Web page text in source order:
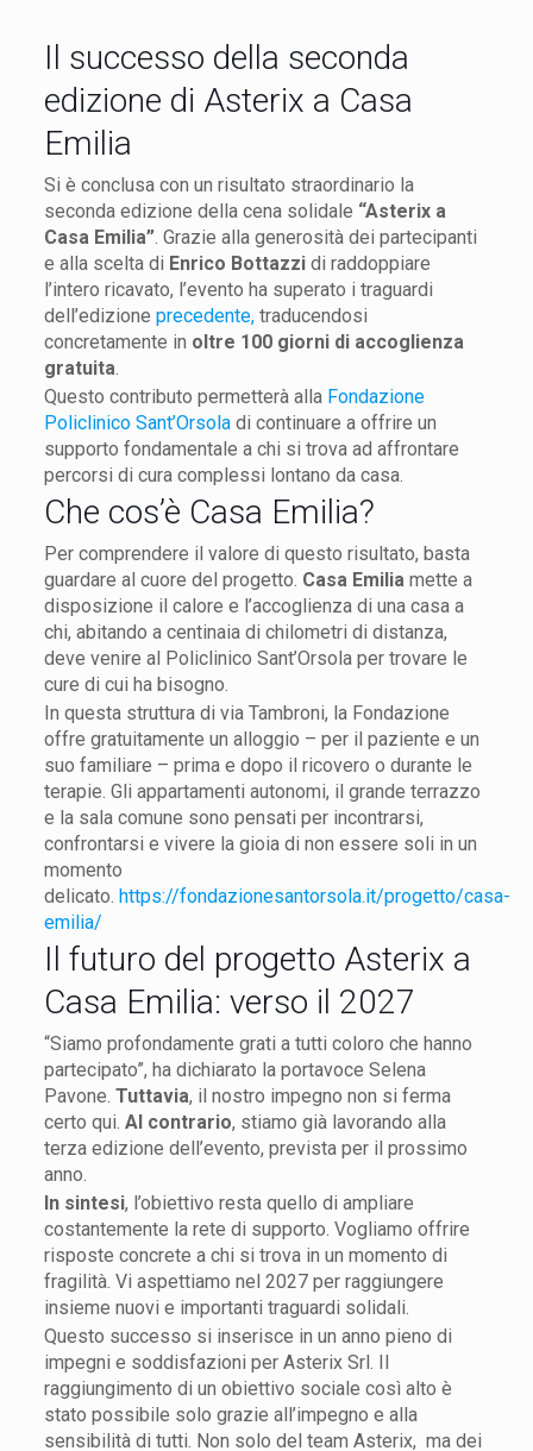
Il successo della seconda
edizione di Asterix a Casa
Emilia
Si è conclusa con un risultato straordinario la
seconda edizione della cena solidale “Asterix a
Casa Emilia”. Grazie alla generosità dei partecipanti
e alla scelta di Enrico Bottazzidi raddoppiare
l’intero ricavato, l’evento ha superato i traguardi
dell’edizione precedente,traducendosi
concretamente in oltre 100 giorni di accoglienza
gratuita.
Questo contributo permetterà alla Fondazione
Policlinico Sant’Orsoladi continuare a offrire un
supporto fondamentale a chi si trova ad affrontare
percorsi di cura complessi lontano da casa.
Che cos’è Casa Emilia?
Per comprendere il valore di questo risultato, basta
guardare al cuore del progetto. Casa Emiliamette a
disposizione il calore e l’accoglienza di una casa a
chi, abitando a centinaia di chilometri di distanza,
deve venire al Policlinico Sant’Orsola per trovare le
cure di cui ha bisogno.
In questa struttura di via Tambroni, la Fondazione
offre gratuitamente un alloggio – per il paziente e un
suo familiare – prima e dopo il ricovero o durante le
terapie. Gli appartamenti autonomi, il grande terrazzo
e la sala comune sono pensati per incontrarsi,
confrontarsi e vivere la gioia di non essere soli in un
momento
delicato. https://fondazionesantorsola.it/progetto/casa-
emilia/
Il futuro del progetto Asterix a
Casa Emilia: verso il 2027
“Siamo profondamente grati a tutti coloro che hanno
partecipato”, ha dichiarato la portavoce Selena
Pavone. Tuttavia, il nostro impegno non si ferma
certo qui. Al contrario, stiamo già lavorando alla
terza edizione dell’evento, prevista per il prossimo
anno.
In sintesi, l’obiettivo resta quello di ampliare
costantemente la rete di supporto. Vogliamo offrire
risposte concrete a chi si trova in un momento di
fragilità. Vi aspettiamo nel 2027 per raggiungere
insieme nuovi e importanti traguardi solidali.
Questo successo si inserisce in un anno pieno di
impegni e soddisfazioni per Asterix Srl. Il
raggiungimento di un obiettivo sociale così alto è
stato possibile solo grazie all’impegno e alla
sensibilità di tutti. Non solo del team Asterix, ma dei